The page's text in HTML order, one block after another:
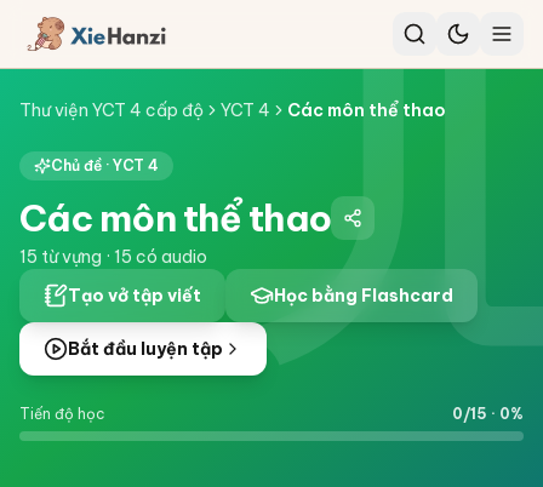
Thư viện YCT 4 cấp độ YCT 4 Các môn thể thao
Chủ đề · YCT 4
Các môn thể thao
15 từ vựng · 15 có audio
Tạo vở tập viết
Học bằng Flashcard
Bắt đầu luyện tập
Tiến độ học 0/15 · 0%